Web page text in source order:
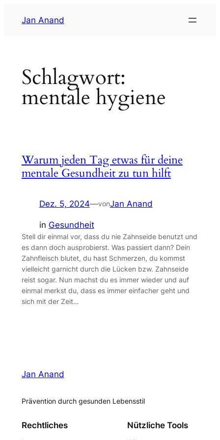
InhaltJan Anand
Schlagwort:
mentale hygiene
Warum jeden Tag etwas für deine
mentale Gesundheit zu tun hilft
Dez. 5, 2024—vonJan Anand
in Gesundheit
Stell dir einmal vor, dass du nie Zahnseide benutzt und
es dann doch ausprobierst. Was passiert dann? Dein
Zahnfleisch blutet, du hast Schmerzen, du kommst
vielleicht garnicht durch die Lücken bzw. Zahnseide
reist sogar. Nun machst du es immer wieder und auf
einmal merkst du, dass es immer einfacher geht und
sich mit der Zeit…
Jan Anand
Prävention durch gesunden Lebensstil
Rechtliches Nützliche Tools